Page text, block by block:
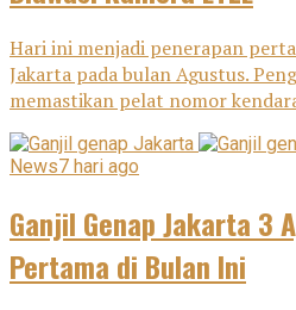
Hari ini menjadi penerapan
Jakarta pada bulan Agustus.
memastikan pelat nomor
News7 hari ago
Ganjil Genap Jakarta 3
Pertama di Bulan Ini